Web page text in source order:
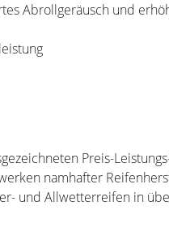
Abrollgeräusch und
Preis-
namhafter
und Allwetterreifen in